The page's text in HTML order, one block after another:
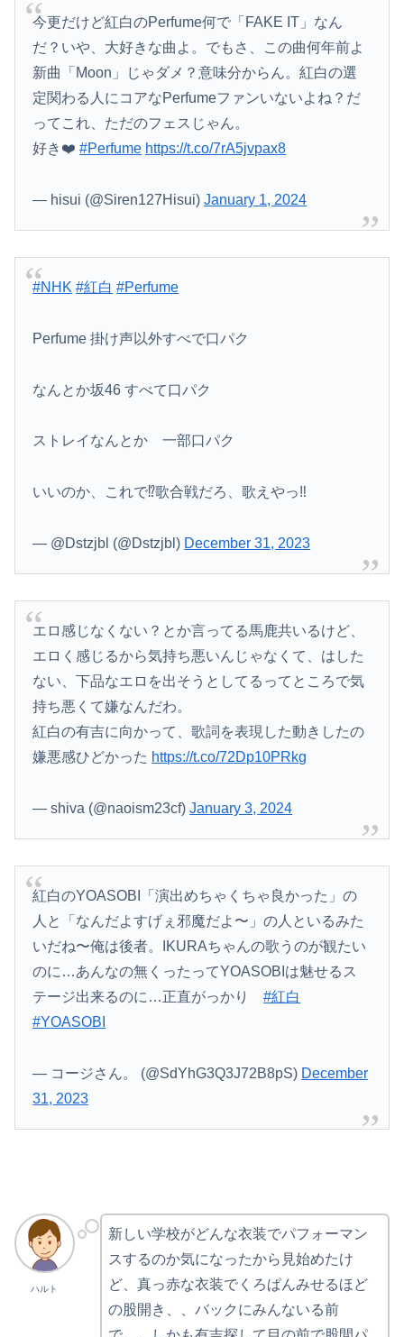
今更だけど紅白のPerfume何で「FAKE IT」なん
だ？いや、大好きな曲よ。でもさ、この曲何年前よ
新曲「Moon」じゃダメ？意味分からん。紅白の選
定関わる人にコアなPerfumeファンいないよね？だ
ってこれ、ただのフェスじゃん。
好き❤️#Perfume https://t.co/7rA5jvpax8
— hisui (@Siren127Hisui)January 1, 2024
#NHK #紅白 #Perfume
Perfume 掛け声以外すべで口パク
なんとか坂46 すべて口パク
ストレイなんとか 一部口パク
いいのか、これで⁉️歌合戦だろ、歌えやっ‼️
— @Dstzjbl (@Dstzjbl) December 31, 2023
エロ感じなくない？とか言ってる馬鹿共いるけど、
エロく感じるから気持ち悪いんじゃなくて、はした
ない、下品なエロを出そうとしてるってところで気
持ち悪くて嫌なんだわ。
紅白の有吉に向かって、歌詞を表現した動きしたの
嫌悪感ひどかった https://t.co/72Dp10PRkg
— shiva (@naoism23cf)January 3, 2024
紅白のYOASOBI「演出めちゃくちゃ良かった」の
人と「なんだよすげぇ邪魔だよ〜」の人といるみた
いだね〜俺は後者。IKURAちゃんの歌うのが観たい
のに…あんなの無くったってYOASOBIは魅せるス
テージ出来るのに…正直がっかり#紅白
#YOASOBI
— コージさん。 (@SdYhG3Q3J72B8pS) December
31, 2023
ハルト
新しい学校がどんな衣装でパフォーマン
スするのか気になったから見始めたけ
ど、真っ赤な衣装でくろぱんみせるほど
の股開き、、バックにみんないる前